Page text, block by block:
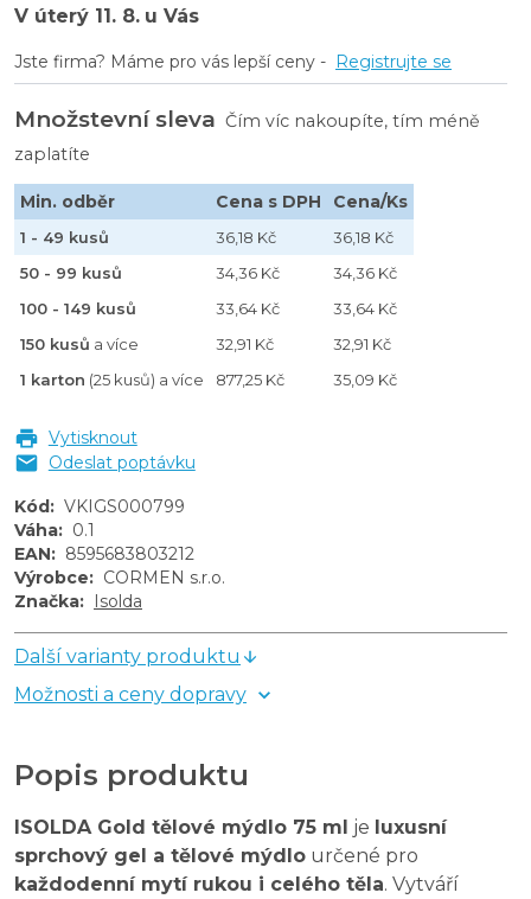
V úterý 11. 8. u Vás
Jste firma? Máme pro vás lepší ceny - Registrujte se
Množstevní sleva Čím víc nakoupíte, tím méně
zaplatíte
Min. odběr Cena s DPH Cena/Ks
1 - 49 kusů 36,18 Kč
36,18 Kč
50 - 99 kusů
34,36 Kč
34,36 Kč
100 - 149 kusů
33,64 Kč
33,64 Kč
150 kusů a více 32,91 Kč
32,91 Kč
1 karton (25 kusů) a více 877,25 Kč 35,09 Kč
Vytisknout
Odeslat poptávku
Kód: VKIGS000799
Váha: 0.1
EAN: 8595683803212
Výrobce: CORMEN s.r.o.
Značka: Isolda
Další varianty produktu
Možnosti a ceny dopravy
Popis produktu
ISOLDA Gold tělové mýdlo 75 ml je luxusní
sprchový gel a tělové mýdlo určené pro
každodenní mytí rukou i celého těla. Vytváří